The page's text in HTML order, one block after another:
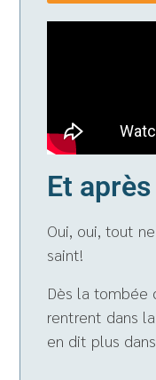
Et après
Oui, oui, tout
saint!
Dès la tombée
rentrent dans
en dit plus